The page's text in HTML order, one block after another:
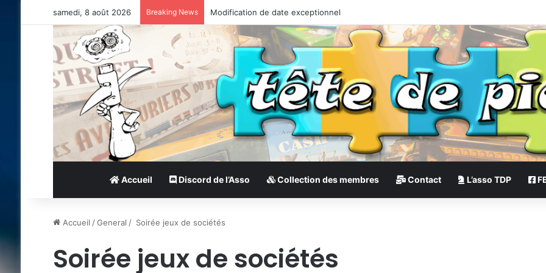
samedi, 8 août 2026 Breaking News Modification de date exceptionnel
Accueil Discord de l’Asso Collection des membres Contact L’asso TDP
Accueil /General / Soirée jeux de sociétés
Soirée jeux de sociétés